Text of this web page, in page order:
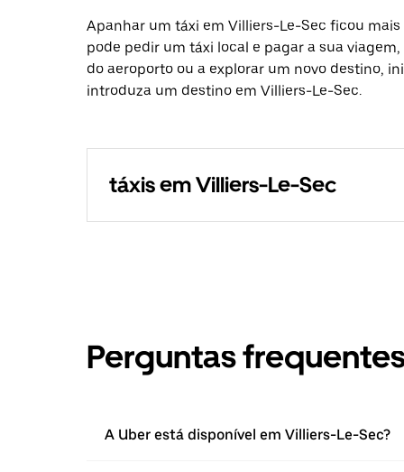
Apanhar um táxi em Villiers-Le-Sec ficou
pode pedir um táxi local e pagar a sua
do aeroporto ou a explorar um novo destino,
introduza um destino em Villiers-Le-Sec.
táxis em Villiers-Le-Sec
Perguntas
A Uber está disponível em Villiers-Le-Sec?